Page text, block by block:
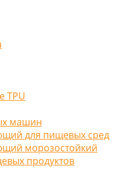
TPU
машин
для пищевых сред
морозостойкий
продуктов